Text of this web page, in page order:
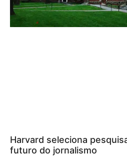
Harvard seleciona
futuro do jornalismo